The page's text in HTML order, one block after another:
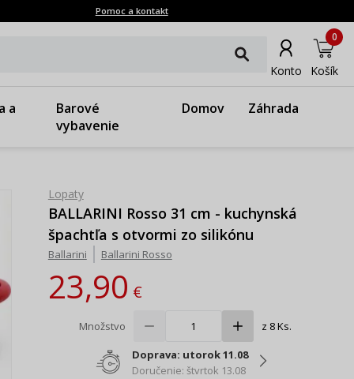
Pomoc a kontakt
Konto Košík
0
a
Barové
vybavenie
Domov Záhrada
Lopaty
BALLARINI Rosso 31 cm - kuchynská
špachtľa s otvormi zo silikónu
Ballarini Ballarini Rosso
23,90€
Množstvo z 8 Ks.
Doprava: utorok 11.08
Doručenie: štvrtok 13.08